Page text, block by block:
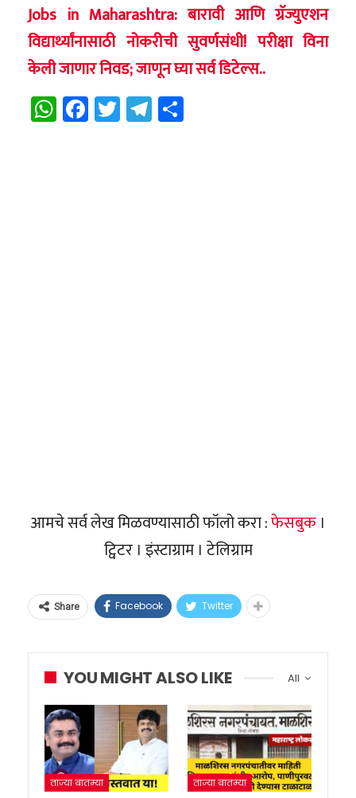
Jobs in Maharashtra: बारावी आणि ग्रॅज्युएशन
विद्यार्थ्यांनासाठी नोकरीची सुवर्णसंधी! परीक्षा विना
केली जाणार निवड; जाणून घ्या सर्व डिटेल्स..
WhatsApp
Facebook
TwitterTelegram
आमचे सर्व लेख मिळवण्यासाठी फॉलो करा :फेसबुक ।
ट्विटर । इंस्टाग्राम । टेलिग्राम
Share Facebook Twitter
All
YOU MIGHT ALSO LIKE
ताज्या बातम्या ताज्या बातम्या